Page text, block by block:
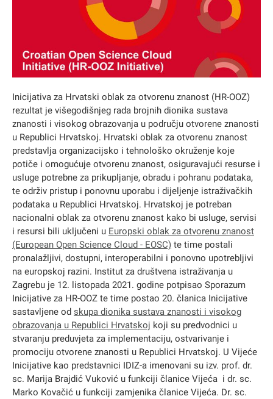
Inicijativa za Hrvatski oblak za otvorenu znanost (HR-OOZ)
rezultat je višegodišnjeg rada brojnih dionika sustava
znanosti i visokog obrazovanja u području otvorene znanosti
u Republici Hrvatskoj. Hrvatski oblak za otvorenu znanost
predstavlja organizacijsko i tehnološko okruženje koje
potiče i omogućuje otvorenu znanost, osiguravajući resurse i
usluge potrebne za prikupljanje, obradu i pohranu podataka,
te održiv pristup i ponovnu uporabu i dijeljenje istraživačkih
podataka u Republici Hrvatskoj. Hrvatskoj je potreban
nacionalni oblak za otvorenu znanost kako bi usluge, servisi
i resursi bili uključeni u Europski oblak za otvorenu znanost
(European Open Science Cloud - EOSC) te time postali
pronalažljivi, dostupni, interoperabilni i ponovno upotrebljivi
na europskoj razini. Institut za društvena istraživanja u
Zagrebu je 12. listopada 2021. godine potpisao Sporazum
Inicijative za HR-OOZ te time postao 20. članica Inicijative
sastavljene od skupa dionika sustava znanosti i visokog
obrazovanja u Republici Hrvatskoj koji su predvodnici u
stvaranju preduvjeta za implementaciju, ostvarivanje i
promociju otvorene znanosti u Republici Hrvatskoj. U Vijeće
Inicijative kao predstavnici IDIZ-a imenovani su izv. prof. dr.
sc. Marija Brajdić Vuković u funkciji članice Vijeća i dr. sc.
Marko Kovačić u funkciji zamjenika članice Vijeća. Dr. sc.